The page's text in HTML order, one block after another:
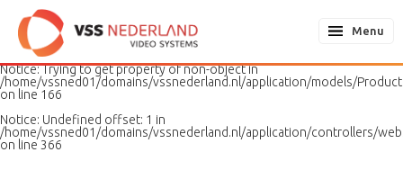
Notice: Undefined variable: page in
/home/vssned01/domains/vssnederland.nl/application/models/
on line
187
Notice: Trying to get property of non-object in
/home/vssned01/domains/vssnederland.nl/application/models/
on line 166
Notice: Undefined offset: 1 in
/home/vssned01/domains/vssnederland.nl/application/controllers/
on line 366
Menu